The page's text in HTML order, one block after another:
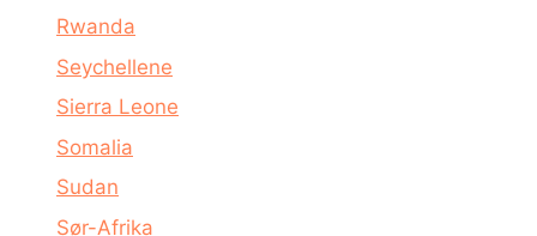
Rwanda
Seychellene
Sierra Leone
Somalia
Sudan
Sør-Afrika